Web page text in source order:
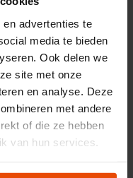
advertenties te
media te bieden
Ook delen we
site met onze
en analyse. Deze
met andere
of die ze hebben
van hun services.